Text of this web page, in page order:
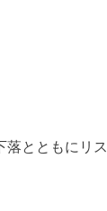
落とともにリ